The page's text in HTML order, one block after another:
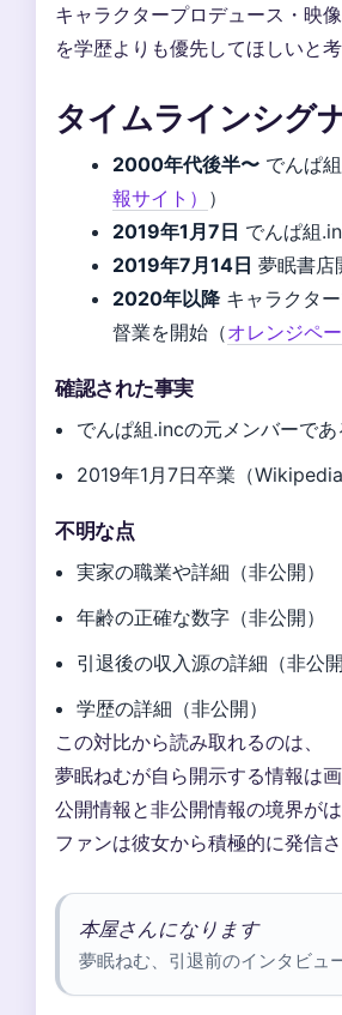
キャラクタープロデュース・映像
を学歴よりも優先してほしいと
タイムラインシグ
2000年代後半〜 でんぱ
報サイト） ）
2019年1月7日 でんぱ組
2019年7月14日 夢眠書店
2020年以降 キャラクタ
督業を開始（オレンジペ
確認された事実
でんぱ組.incの元メンバーで
2019年1月7日卒業（Wikipedia
不明な点
実家の職業や詳細（非公開）
年齢の正確な数字（非公開）
引退後の収入源の詳細（非公開
学歴の詳細（非公開）
この対比から読み取れるのは、
夢眠ねむが自ら開示する情報は
公開情報と非公開情報の境界が
ファンは彼女から積極的に発信
本屋さんになります
夢眠ねむ、引退前のインタビュ